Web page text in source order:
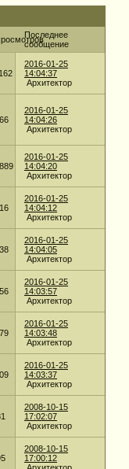
Последнее
сообщение
2016-01-25
14:04:37
Архитектор
2016-01-25
14:04:26
Архитектор
2016-01-25
14:04:20
Архитектор
2016-01-25
14:04:12
Архитектор
2016-01-25
14:04:05
Архитектор
2016-01-25
14:03:57
Архитектор
2016-01-25
14:03:48
Архитектор
2016-01-25
14:03:37
Архитектор
2008-10-15
17:02:07
Архитектор
2008-10-15
17:00:12